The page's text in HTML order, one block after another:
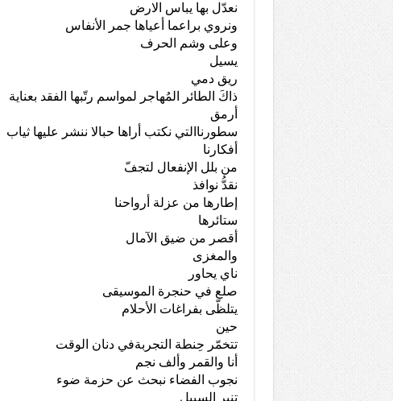
نعدّل بها يباس الارض
ونروي براعما أعياها جمر الأنفاس
وعلى وشم الحرف
يسيل
ريق دمي
ذاكَ الطائر المُهاجر لمواسم رتّبها الفقد بعناية
أرمق
سطورناالتي نكتب أراها حبالا ننشر عليها ثياب
أفكارنا
من بلل الإنفعال لتجفّ
نقدُّ نوافذ
إطارها من عزلة أرواحنا
ستائرها
أقصر من ضيق الآمال
والمغزى
ناي يحاور
صلع في حنجرة الموسيقى
يتلظّى بفراغات الأحلام
حين
تتخمّر حِنطة التجربةفي دنان الوقت
أنا والقمر وألف نجم
نجوب الفضاء نبحث عن حزمة ضوء
تنير السبيل